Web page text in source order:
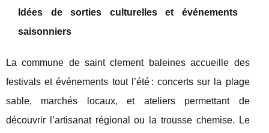
Idées de sorties culturelles et événements
saisonniers
La commune de saint clement baleines accueille des
festivals et événements tout l’été : concerts sur la plage
sable, marchés locaux, et ateliers permettant de
découvrir l’artisanat régional ou la trousse chemise. Le